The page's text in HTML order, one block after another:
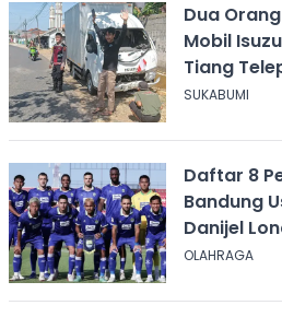
Dua
Mobil
Tiang
Sukabumi
SUKABUMI
Daftar 8
Bandung
Danijel
OLAHRAGA